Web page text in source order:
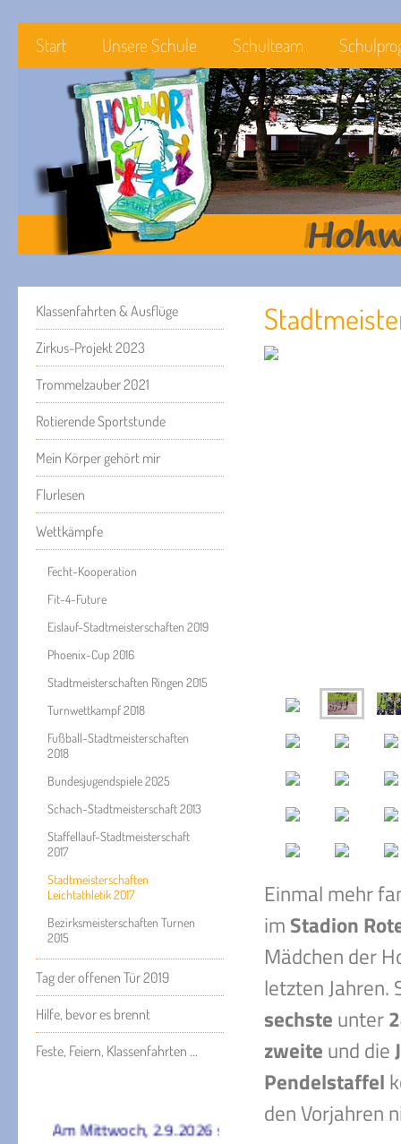
Start Unsere Schule Schulteam
Klassenfahrten & Ausflüge
Zirkus-Projekt 2023
Trommelzauber 2021
Rotierende Sportstunde
Mein Körper gehört mir
Flurlesen
Wettkämpfe
Fecht-Kooperation
Fit-4-Future
Eislauf-Stadtmeisterschaften 2019
Phoenix-Cup 2016
Stadtmeisterschaften Ringen 2015
Turnwettkampf 2018
Fußball-Stadtmeisterschaften
2018
Bundesjugendspiele 2025
Schach-Stadtmeisterschaft 2013
Staffellauf-Stadtmeisterschaft
2017
Stadtmeisterschaften
Leichtathletik 2017
Bezirksmeisterschaften Turnen
2015
Tag der offenen Tür 2019
Hilfe, bevor es brennt
Feste, Feiern, Klassenfahrten ...
Am Mittwoch, 2.9.2026 startet das neue Schuljahr
Einmal mehr
im Stadion
Mädchen der
letzten
sechste unter
zweite und die
Pendelstaffel
den Vorjahren